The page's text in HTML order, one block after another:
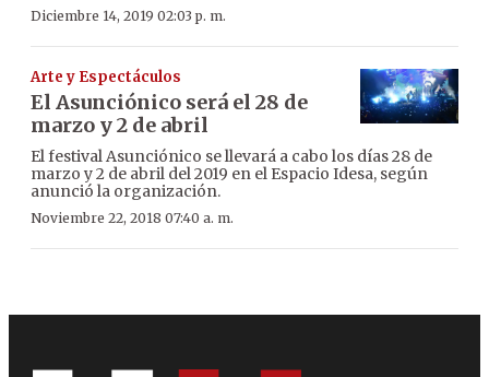
Diciembre 14, 2019 02:03 p. m.
Arte y Espectáculos
El Asunciónico será el 28 de
marzo y 2 de abril
El festival Asunciónico se llevará a cabo los días 28 de
marzo y 2 de abril del 2019 en el Espacio Idesa, según
anunció la organización.
Noviembre 22, 2018 07:40 a. m.